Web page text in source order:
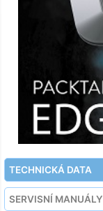
TECHNICKÁ DATA
SERVISNÍ MANUÁLY